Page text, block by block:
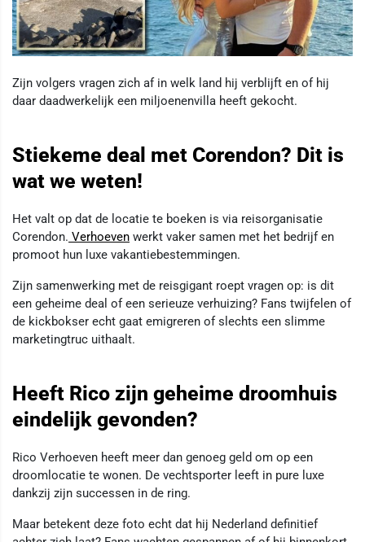
Zijn volgers vragen zich af in welk land hij verblijft en of hij
daar daadwerkelijk een miljoenenvilla heeft gekocht.
Stiekeme deal met Corendon? Dit is
wat we weten!
Het valt op dat de locatie te boeken is via reisorganisatie
Corendon. Verhoeven werkt vaker samen met het bedrijf en
promoot hun luxe vakantiebestemmingen.
Zijn samenwerking met de reisgigant roept vragen op: is dit
een geheime deal of een serieuze verhuizing? Fans twijfelen of
de kickbokser echt gaat emigreren of slechts een slimme
marketingtruc uithaalt.
Heeft Rico zijn geheime droomhuis
eindelijk gevonden?
Rico Verhoeven heeft meer dan genoeg geld om op een
droomlocatie te wonen. De vechtsporter leeft in pure luxe
dankzij zijn successen in de ring.
Maar betekent deze foto echt dat hij Nederland definitief